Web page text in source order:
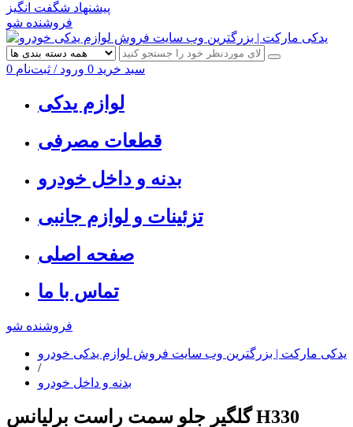
پیشنهاد شگفت انگیز
فروشنده شو
0 سبد خرید 0 ورود / ثبت‌نام
لوازم یدکی
قطعات مصرفی
بدنه و داخل خودرو
تزئینات و لوازم جانبی
صفحه اصلی
تماس با ما
فروشنده شو
یدکی مارکت | بزرگترین وب سایت فروش لوازم یدکی خودرو
/
بدنه و داخل خودرو
گلگیر جلو سمت راست برلیانس H330